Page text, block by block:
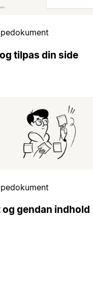
tilpas din side
og gendan indhold